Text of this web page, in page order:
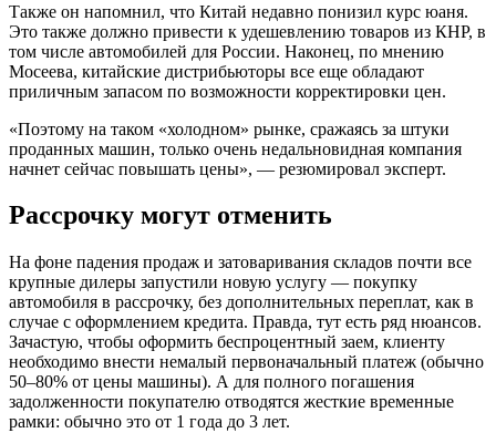
Также он напомнил, что Китай недавно понизил курс юаня.
Это также должно привести к удешевлению товаров из КНР, в
том числе автомобилей для России. Наконец, по мнению
Мосеева, китайские дистрибьюторы все еще обладают
приличным запасом по возможности корректировки цен.
«Поэтому на таком «холодном» рынке, сражаясь за штуки
проданных машин, только очень недальновидная компания
начнет сейчас повышать цены», — резюмировал эксперт.
Рассрочку могут отменить
На фоне падения продаж и затоваривания складов почти все
крупные дилеры запустили новую услугу — покупку
автомобиля в рассрочку, без дополнительных переплат, как в
случае с оформлением кредита. Правда, тут есть ряд нюансов.
Зачастую, чтобы оформить беспроцентный заем, клиенту
необходимо внести немалый первоначальный платеж (обычно
50–80% от цены машины). А для полного погашения
задолженности покупателю отводятся жесткие временные
рамки: обычно это от 1 года до 3 лет.